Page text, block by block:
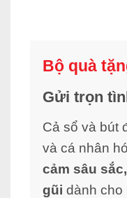
Bộ quà
Gửi trọn
Cả sổ và bút
và cá nhân
cảm sâu
gũi dành cho